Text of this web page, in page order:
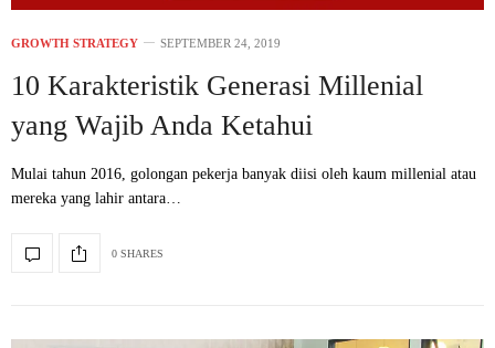
GROWTH STRATEGY SEPTEMBER 24, 2019
10 Karakteristik Generasi Millenial
yang Wajib Anda Ketahui
Mulai tahun 2016, golongan pekerja banyak diisi oleh kaum millenial atau
mereka yang lahir antara…
0 SHARES